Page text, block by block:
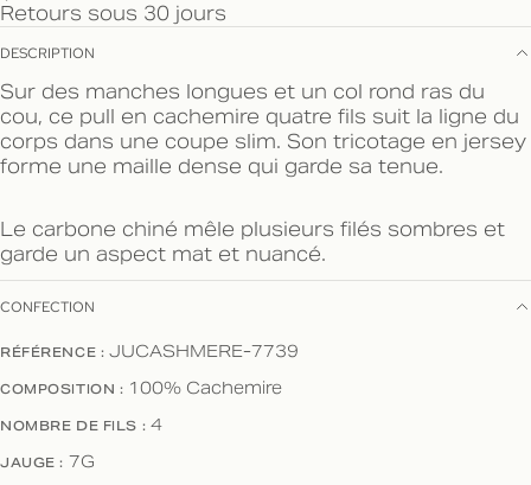
Retours sous 30 jours
DESCRIPTION
Sur des manches longues et un col rond ras du
cou, ce pull en cachemire quatre fils suit la ligne du
corps dans une coupe slim. Son tricotage en jersey
forme une maille dense qui garde sa tenue.
Le carbone chiné mêle plusieurs filés sombres et
garde un aspect mat et nuancé.
CONFECTION
RÉFÉRENCE : JUCASHMERE-7739
COMPOSITION : 100% Cachemire
NOMBRE DE FILS : 4
JAUGE : 7G